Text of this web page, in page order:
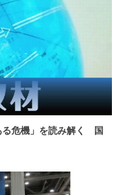
る危機」を読み解く 国